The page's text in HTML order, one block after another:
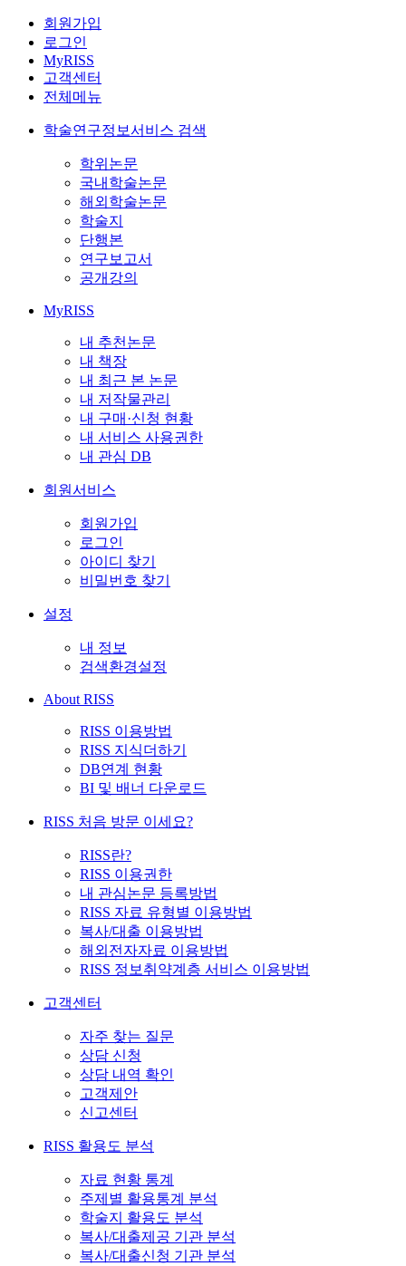
회원가입
로그인
MyRISS
고객센터
전체메뉴
학술연구정보서비스 검색
학위논문
국내학술논문
해외학술논문
학술지
단행본
연구보고서
공개강의
MyRISS
내 추천논문
내 책장
내 최근 본 논문
내 저작물관리
내 구매·신청 현황
내 서비스 사용권한
내 관심 DB
회원서비스
회원가입
로그인
아이디 찾기
비밀번호 찾기
설정
내 정보
검색환경설정
About RISS
RISS 이용방법
RISS 지식더하기
DB연계 현황
BI 및 배너 다운로드
RISS 처음 방문 이세요?
RISS란?
RISS 이용권한
내 관심논문 등록방법
RISS 자료 유형별 이용방법
복사/대출 이용방법
해외전자자료 이용방법
RISS 정보취약계층 서비스 이용방법
고객센터
자주 찾는 질문
상담 신청
상담 내역 확인
고객제안
신고센터
RISS 활용도 분석
자료 현황 통계
주제별 활용통계 분석
학술지 활용도 분석
복사/대출제공 기관 분석
복사/대출신청 기관 분석